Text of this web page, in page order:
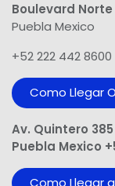
Boulevard Norte
Puebla Mexico
+52 222 442
Como Llegar
Av. Quintero
Puebla Mexico
Como Llegar